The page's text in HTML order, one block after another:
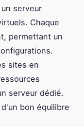
serveur
Chaque
permettant un
sites en
serveur dédié.
bon équilibre